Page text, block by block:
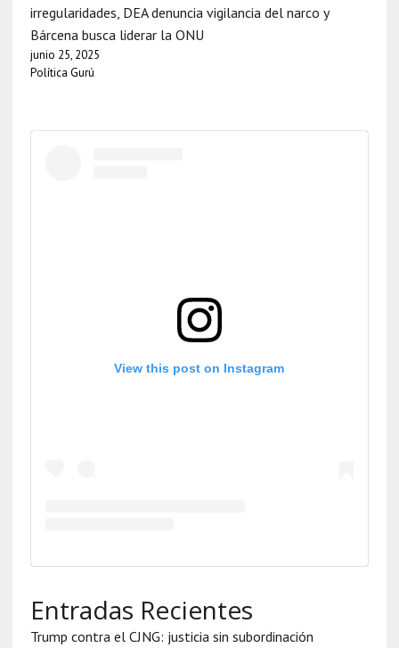
irregularidades, DEA denuncia vigilancia del narco y
Bárcena busca liderar la ONU
junio 25, 2025
Política Gurú
View this post on Instagram
Entradas Recientes
Trump contra el CJNG: justicia sin subordinación